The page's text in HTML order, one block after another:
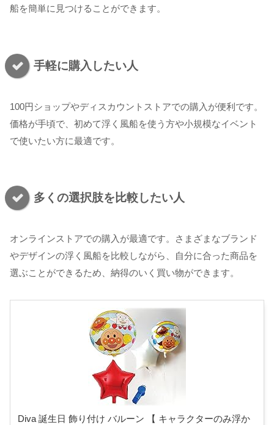
船を簡単に見つけることができます。
手軽に購入したい人
100円ショップやディスカウントストアでの購入が便利です。
価格が手頃で、初めて浮く風船を使う方や小規模なイベント
で使いたい方に最適です。
多くの選択肢を比較したい人
オンラインストアでの購入が最適です。さまざまなブランド
やデザインの浮く風船を比較しながら、自分に合った商品を
選ぶことができるため、納得のいく買い物ができます。
Diva 誕生日 飾り付け バルーン 【 キャラクターのみ浮か